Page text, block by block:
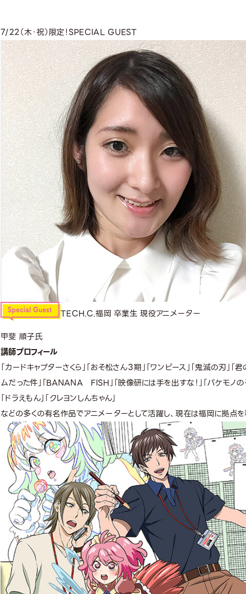
7/22（木・祝）限定！SPECIAL GUEST
TECH.C.福岡 卒業生 現役アニメーター
甲斐 順子氏
講師プロフィール
「カードキャプターさくら」「おそ松さん３期」「ワンピース」「鬼滅の刃」「
ムだった件」「BANANA FISH」「映像研には手を出すな！」「バケモノの
「ドラえもん」「クレヨンしんちゃん」
などの多くの有名作品でアニメーターとして活躍し、現在は福岡に拠点を